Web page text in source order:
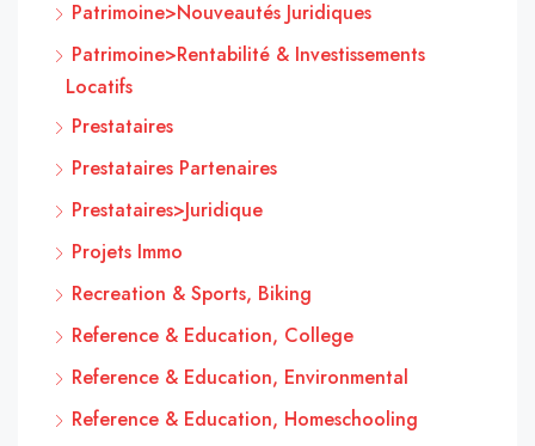
Patrimoine>Nouveautés Juridiques
Patrimoine>Rentabilité & Investissements
Locatifs
Prestataires
Prestataires Partenaires
Prestataires>Juridique
Projets Immo
Recreation & Sports, Biking
Reference & Education, College
Reference & Education, Environmental
Reference & Education, Homeschooling